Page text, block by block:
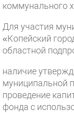
коммунального
Для участия
«Копейский
областной
наличие
муниципальной
проведение
фонда с